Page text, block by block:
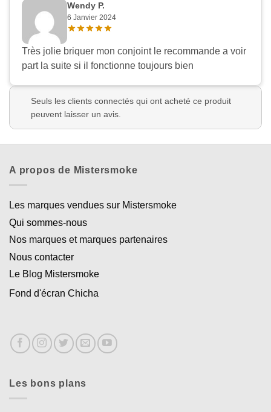
Wendy P.
6 Janvier 2024
Très jolie briquer mon conjoint le recommande a voir
part la suite si il fonctionne toujours bien
Seuls les clients connectés qui ont acheté ce produit
peuvent laisser un avis.
A propos de Mistersmoke
Les marques vendues sur Mistersmoke
Qui sommes-nous
Nos marques et marques partenaires
Nous contacter
Le Blog Mistersmoke
Fond d'écran Chicha
Les bons plans